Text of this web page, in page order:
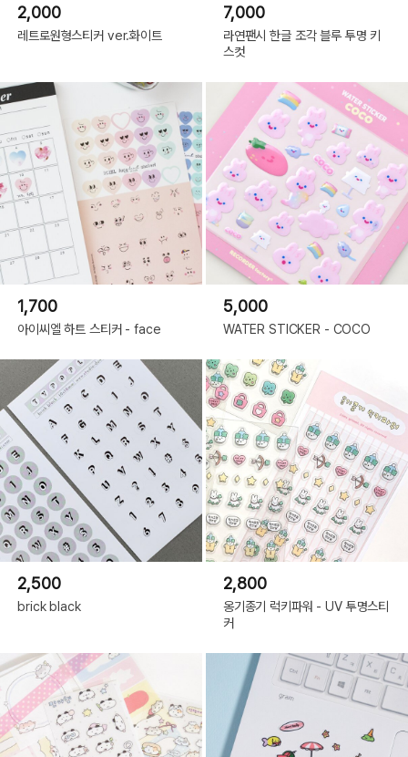
2,000
레트로원형스티커 ver.화이트
7,000
라연팬시 한글 조각 블루 투명 키
스컷
1,700
아이씨엘 하트 스티커 - face
5,000
WATER STICKER - COCO
2,500
brick black
2,800
옹기종기 럭키파워 - UV 투명스티
커